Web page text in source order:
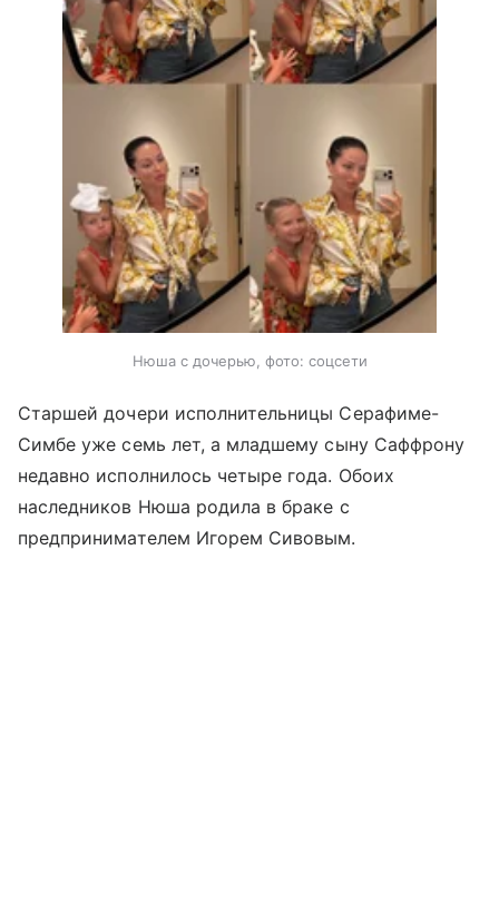
Нюша с дочерью, фото: соцсети
Старшей дочери исполнительницы Серафиме-
Симбе уже семь лет, а младшему сыну Саффрону
недавно исполнилось четыре года. Обоих
наследников Нюша родила в браке с
предпринимателем Игорем Сивовым.